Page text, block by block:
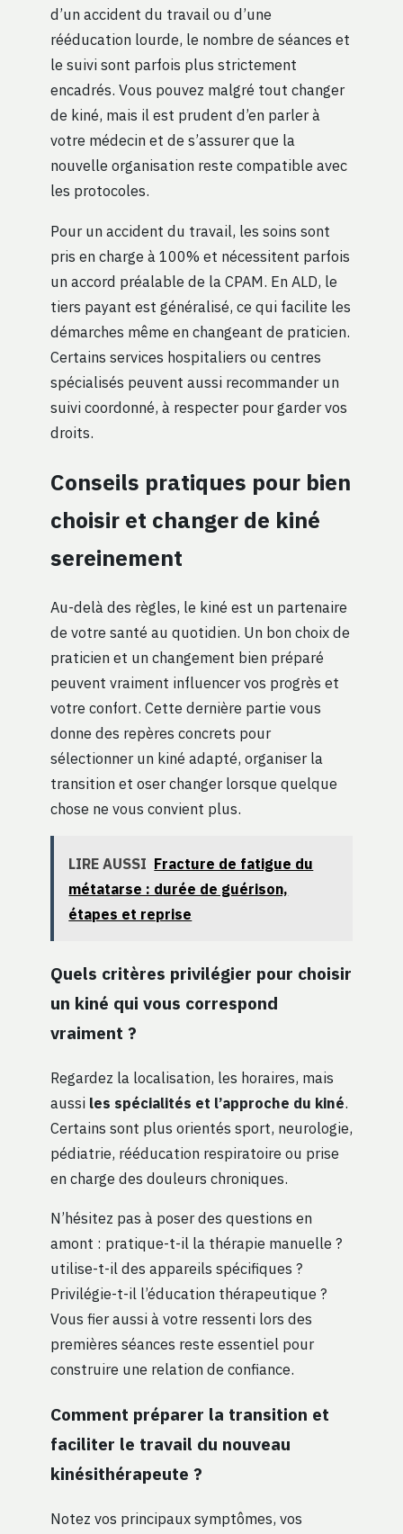
d’un accident du travail ou d’une
rééducation lourde, le nombre de séances et
le suivi sont parfois plus strictement
encadrés. Vous pouvez malgré tout changer
de kiné, mais il est prudent d’en parler à
votre médecin et de s’assurer que la
nouvelle organisation reste compatible avec
les protocoles.
Pour un accident du travail, les soins sont
pris en charge à 100% et nécessitent parfois
un accord préalable de la CPAM. En ALD, le
tiers payant est généralisé, ce qui facilite les
démarches même en changeant de praticien.
Certains services hospitaliers ou centres
spécialisés peuvent aussi recommander un
suivi coordonné, à respecter pour garder vos
droits.
Conseils pratiques pour bien
choisir et changer de kiné
sereinement
Au-delà des règles, le kiné est un partenaire
de votre santé au quotidien. Un bon choix de
praticien et un changement bien préparé
peuvent vraiment influencer vos progrès et
votre confort. Cette dernière partie vous
donne des repères concrets pour
sélectionner un kiné adapté, organiser la
transition et oser changer lorsque quelque
chose ne vous convient plus.
LIRE AUSSI Fracture de fatigue du
métatarse : durée de guérison,
étapes et reprise
Quels critères privilégier pour choisir
un kiné qui vous correspond
vraiment ?
Regardez la localisation, les horaires, mais
aussi les spécialités et l’approche du kiné.
Certains sont plus orientés sport, neurologie,
pédiatrie, rééducation respiratoire ou prise
en charge des douleurs chroniques.
N’hésitez pas à poser des questions en
amont : pratique-t-il la thérapie manuelle ?
utilise-t-il des appareils spécifiques ?
Privilégie-t-il l’éducation thérapeutique ?
Vous fier aussi à votre ressenti lors des
premières séances reste essentiel pour
construire une relation de confiance.
Comment préparer la transition et
faciliter le travail du nouveau
kinésithérapeute ?
Notez vos principaux symptômes, vos